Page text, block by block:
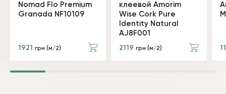
Nomad Flo Premium
Granada NF10109
1921 грн (м/2)
клеевой Amorim
Wise Cork Pure
Identity Natural
AJ8F001
2119 грн (м/2)